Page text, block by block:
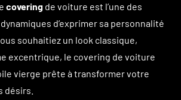
covering de voiture est l’une des
d’exprimer sa personnalité
souhaitiez un look classique,
excentrique, le covering de voiture
vierge prête à transformer votre
désirs.